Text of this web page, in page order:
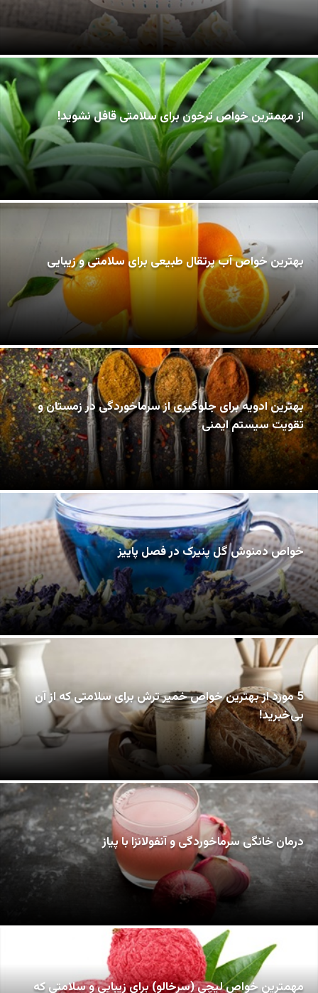
از مهمترین خواص ترخون برای سلامتی قافل نشوید!
بهترین خواص آب پرتقال طبیعی برای سلامتی و زیبایی
بهترین ادویه برای جلوگیری از سرماخوردگی در زمستان و
تقویت سیستم ایمنی
خواص دمنوش گل پنیرک در فصل پاییز
5 مورد از بهترین خواص خمیر ترش برای سلامتی که از آن
بی‌خبرید!
درمان خانگی سرماخوردگی و آنفولانزا با پیاز
مهمترین خواص لیچی (سرخالو) برای زیبایی و سلامتی که